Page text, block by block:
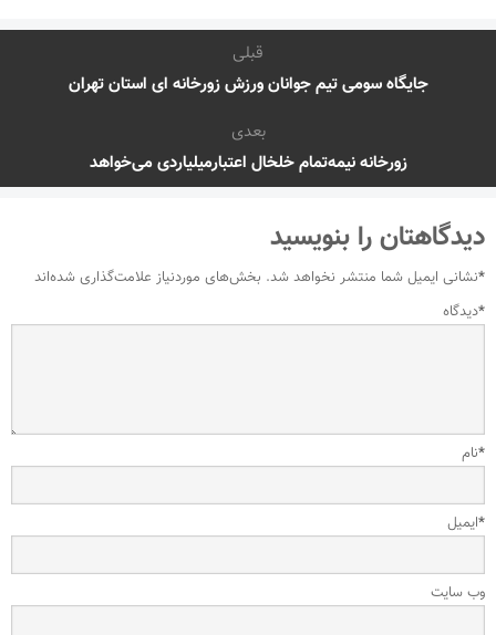
قبلی
جایگاه سومی تیم جوانان ورزش زورخانه ای استان تهران
بعدی
زورخانه نیمه‌تمام خلخال اعتبارمیلیاردی می‌خواهد
دیدگاهتان را بنویسید
نشانی ایمیل شما منتشر نخواهد شد. بخش‌های موردنیاز علامت‌گذاری شده‌اند
*
دیدگاه*
نام*
ایمیل*
وب‌ سایت